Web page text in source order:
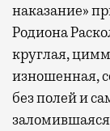
наказание»
Родиона
круглая,
изношенная,
без полей и